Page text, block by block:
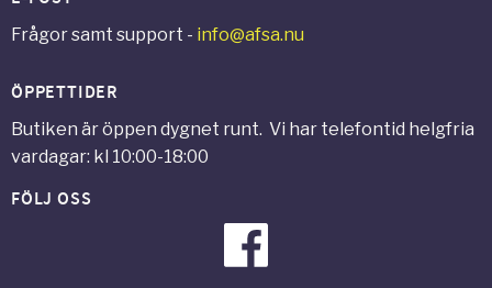
Frågor samt support - info@afsa.nu
ÖPPETTIDER
Butiken är öppen dygnet runt. Vi har telefontid helgfria
vardagar: kl 10:00-18:00
FÖLJ OSS